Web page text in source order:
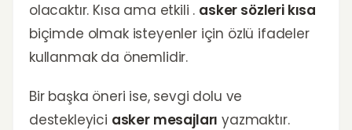
olacaktır. Kısa ama etkili . asker sözleri kısa
biçimde olmak isteyenler için özlü ifadeler
kullanmak da önemlidir.
Bir başka öneri ise, sevgi dolu ve
destekleyici asker mesajları yazmaktır.